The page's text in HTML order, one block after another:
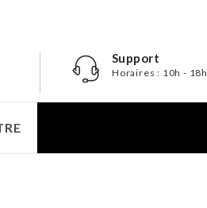
Support
Horaires : 10h - 18h